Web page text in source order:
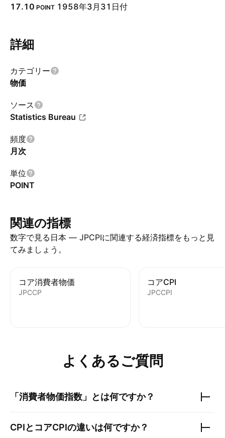
17.10 POINT 1958年3月31日付
詳細
カテゴリー
物価
ソース
Statistics Bureau
頻度
月次
単位
POINT
関連の指標
数字で見る日本 — JPCPIに関連する経済指標をもっと見
てみましょう。
コア消費者物価
JPCCP
コアCPI
JPCCPI
よくあるご質問
「消費者物価指数」とは何ですか？
CPIとコアCPIの違いは何ですか？